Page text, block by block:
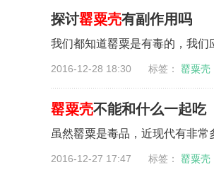
探讨罂粟壳有副作用吗
我们都知道罂粟是有毒的，我
2016-12-28 18:30 标签： 罂粟壳
罂粟壳不能和什么一起吃
虽然罂粟是毒品，近现代有非
2016-12-27 17:47 标签： 罂粟壳